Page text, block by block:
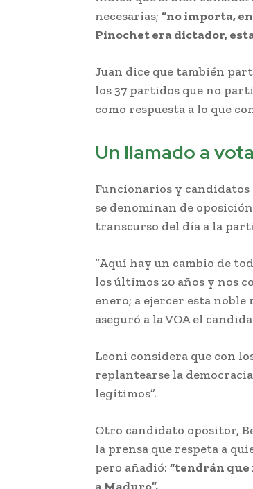
necesarias; “no importa,
Pinochet era dictador,
Juan dice que también
los 37 partidos que no
como respuesta a lo que
Un llamado a
Funcionarios y candidatos
se denominan de
transcurso del día a la
“Aquí hay un cambio de
los últimos 20 años y nos
enero; a ejercer esta noble
aseguró a la VOA el
Leoni considera que con
replantearse la
legítimos”.
Otro candidato opositor,
la prensa que respeta a
pero añadió: “tendrán que